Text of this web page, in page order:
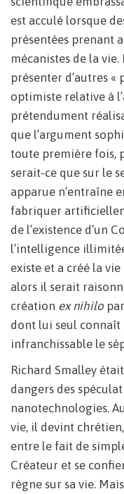
est acculé lorsque
présentées prenant
mécanistes de la
présenter d’autres
optimiste relative à
prétendument
que l’argument
toute première fois,
serait-ce que sur le
apparue n’entraîne
fabriquer
de l’existence d’un
l’intelligence
existe et a créé la
alors il serait
création ex nihilo
dont lui seul connaît
infranchissable le
Richard Smalley
dangers des
nanotechnologies.
vie, il devint
entre le fait de
Créateur et se
règne sur sa vie.